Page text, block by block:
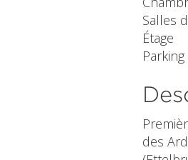
Salles
Étage
Parking
des